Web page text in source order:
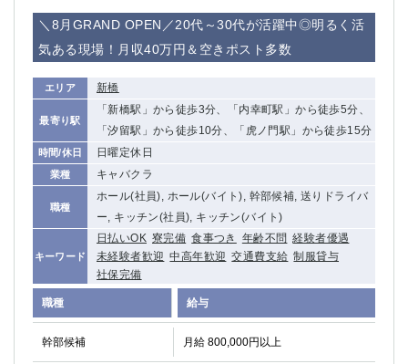
＼8月GRAND OPEN／20代～30代が活躍中◎明るく活
気ある現場！月収40万円＆空きポスト多数
エリア 新橋
最寄り駅
「新橋駅」から徒歩3分、「内幸町駅」から徒歩5分、
「汐留駅」から徒歩10分、「虎ノ門駅」から徒歩15分
時間/休日 日曜定休日
業種 キャバクラ
職種
ホール(社員), ホール(バイト), 幹部候補, 送りドライバ
ー, キッチン(社員), キッチン(バイト)
キーワード
日払いOK 寮完備 食事つき 年齢不問 経験者優遇
未経験者歓迎 中高年歓迎 交通費支給 制服貸与
社保完備
職種 給与
幹部候補 月給 800,000円以上
宇都宮
小山
茨城県
土浦 ひたち野うしく
群馬県
館林
該当求人 0件 選択した内容で設定